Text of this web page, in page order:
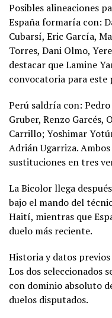
Posibles alineaciones
España formaría con:
Cubarsí, Eric García,
Torres, Dani Olmo,
destacar que Lamine
convocatoria para este
Perú saldría con:
Gruber, Renzo Garcés,
Carrillo; Yoshimar
Adrián Ugarriza.
sustituciones en tres
La Bicolor llega
bajo el mando del
Haití, mientras que
duelo más reciente.
Historia y datos
Los dos seleccionados
con dominio absoluto
duelos disputados.